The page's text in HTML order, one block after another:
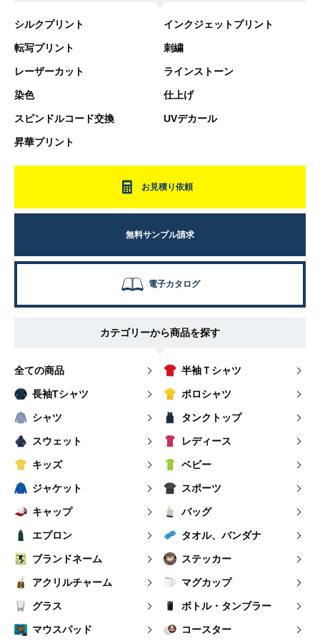
シルクプリント インクジェットプリント
転写プリント 刺繍
レーザーカット ラインストーン
染色 仕上げ
スピンドルコード交換 UVデカール
昇華プリント
お見積り依頼
無料サンプル請求
電子カタログ
カテゴリーから商品を探す
全ての商品 半袖Ｔシャツ
長袖Tシャツ ポロシャツ
シャツ タンクトップ
スウェット レディース
キッズ ベビー
ジャケット スポーツ
キャップ バッグ
エプロン タオル、バンダナ
ブランドネーム ステッカー
アクリルチャーム マグカップ
グラス ボトル・タンブラー
マウスパッド コースター